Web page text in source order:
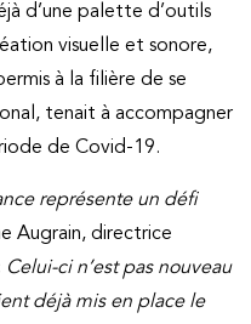
d’une palette d’outils
visuelle et sonore,
à la filière de se
tenait à accompagner
de Covid-19.
représente un défi
Augrain, directrice
Celui-ci n’est pas nouveau
déjà mis en place le